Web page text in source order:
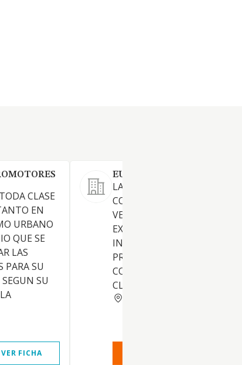
CLASE
EN
URBANO
QUE SE
LAS
PARA SU
SU
VER FICHA
EUROSESEÑA SL
LA PROMOCION,
CONSTRUCCION, COMPRA,
VENTA, ARRENDAMIENTO Y
EXPLOTACION DE TODA
INMUEBLES, LA
PROYECTOS DE OBRAS Y
CONSTRUCCIONES DE TODA
CLASE